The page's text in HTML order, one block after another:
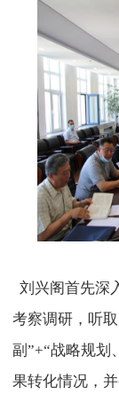
刘兴阁首先深
考察调研，听
副”+“战略规划
果转化情况，